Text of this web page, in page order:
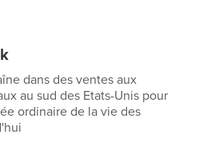
dans des ventes aux
au sud des Etats-Unis pour
ordinaire de la vie des